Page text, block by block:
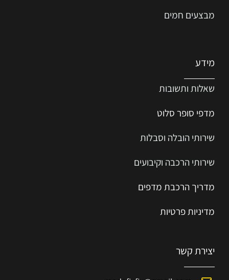
מבצעים חמים
מידע
שאלות ותשובות
מדפי סופר סלוט
שירותי הובלה וסבלות
שירותי הרכבה וקיבועים
מדריך הרכבת מדפים
מדיניות פרטיות
יצירת קשר